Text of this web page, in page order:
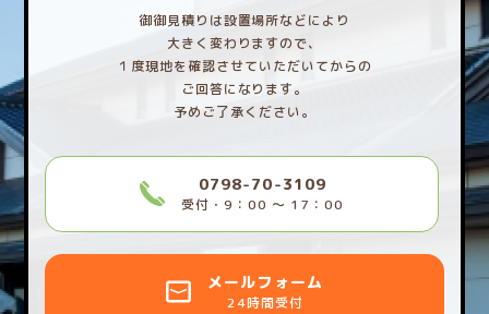
御御見積りは設置場所などにより
大きく変わりますので、
１度現地を確認させていただいてからの
ご回答になります。
予めご了承ください。
0798-70-3109
受付・9：00 〜 17：00
メールフォーム
24時間受付